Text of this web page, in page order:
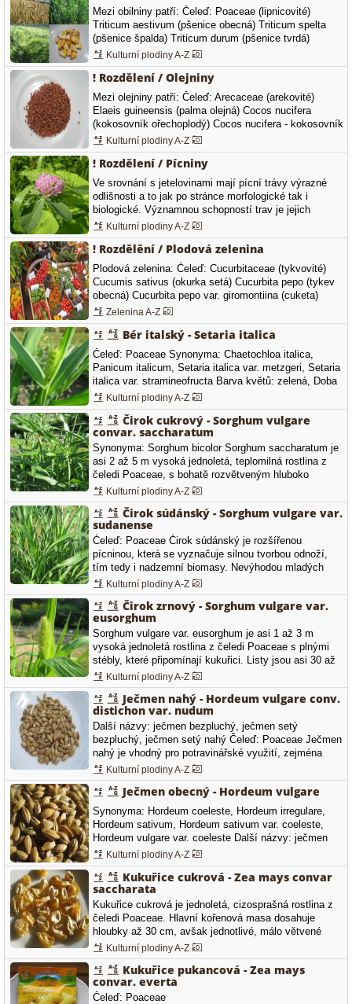
Mezi obilniny patří: Čeleď: Poaceae (lipnicovité)
Triticum aestivum (pšenice obecná) Triticum spelta
(pšenice špalda) Triticum durum (pšenice tvrdá)
Triticum monococcum (pšenice jednozrnka) Triticum
dicoccum (pšenice dvouzrnka) Triticum compactum
(pšenice shloučená) Triticum polonicum (pšenice
polská) Triticum turgidum (pšenice naduřelá)…
Kulturní plodiny A-Z
! Rozdělení / Olejniny
Mezi olejniny patří: Čeleď: Arecaceae (arekovité)
Elaeis guineensis (palma olejná) Cocos nucifera
(kokosovník ořechoplodý) Cocos nucifera - kokosovník
ořechoplodý Čeleď: Asteraceae (hvězdnicovité)
Helianthus annuus (slunečnice roční) Carthamus
tinctorius (světlice barvířská, saflor) Silybum marianum
(ostropestřec mariánský)…
Kulturní plodiny A-Z
! Rozdělení / Pícniny
Ve srovnání s jetelovinami mají pícní trávy výrazné
odlišnosti a to jak po stránce morfologické tak i
biologické. Významnou schopností trav je jejich
intenzivní vegetativní rozmnožování. Trávy vytvářejí
velice hustý a pevný drn, který odolává nejen pastvě
hospodářských zvířat, ale i těžké sklizňové technice.
Trávy…
Kulturní plodiny A-Z
! Rozdělění / Plodová zelenina
Plodová zelenina: Čeleď: Cucurbitaceae (tykvovité)
Cucumis sativus (okurka setá) Cucurbita pepo (tykev
obecná) Cucurbita pepo var. giromontiina (cuketa)
Cucurbita pepo var. patissonia (patizon) Cucurbita pepo
var. olleifera (tykev olejná) Cucurbita maxima (tykev
velkoplodá) Cucurbita moschata (tykev muškátová)
Cucurbita ficifolia (tykev fíkolistá)…
Zelenina A-Z
Bér italský - Setaria italica
Čeleď: Poaceae Synonyma: Chaetochloa italica,
Panicum italicum, Setaria italica var. metzgeri, Setaria
italica var. stramineofructa Barva květů: zelená, Doba
kvetení: červenec, srpen, září, Další názvy: bér obilní,
bér obilný, bér vlašský, mohár, muchár, proso italské,
proso senegalské, proso vlašské
Kulturní plodiny A-Z
Čirok cukrový - Sorghum vulgare
convar. saccharatum
Synonyma: Sorghum bicolor Sorghum saccharatum je
asi 2 až 5 m vysoká jednoletá, teplomilná rostlina z
čeledi Poaceae, s bohatě rozvětveným hluboko
kořenícím kořenovým systémem, která tvoří stébla
vyplněná dření. Stébla jsou rozdělena kolénky na
články. Čepel listů může být dlouhá od 40 do 100 cm a
je pokryta slabou vrstvou…
Kulturní plodiny A-Z
Čirok súdánský - Sorghum vulgare var.
sudanense
Čeleď: Poaceae Čirok súdánský je rozšířenou
pícninou, která se vyznačuje silnou tvorbou odnoží,
tím tedy i nadzemní biomasy. Nevýhodou mladých
rostlin je ten, že obsahují v zelené hmotě glykosid
durin, ze kterého se rozkladem uvolňuje kyanovodík.
Obsah durinu se stářím rostliny postupně klesá a po
fázi metání je již…
Kulturní plodiny A-Z
Čirok zrnový - Sorghum vulgare var.
eusorghum
Sorghum vulgare var. eusorghum je asi 1 až 3 m
vysoká jednoletá rostlina z čeledi Poaceae s plnými
stébly, které připomínají kukuřici. Listy jsou asi 30 až
100 cm dlouhé a vyznačují se plochou a čárkovitě
kopinatou čepelí s bílou střední žilkou. Květy vyrůstají
v poměrně velkých latách, klásky jsou většinou po 2,
jeden…
Kulturní plodiny A-Z
Ječmen nahý - Hordeum vulgare conv.
distichon var. nudum
Další názvy: ječmen bezpluchý, ječmen setý
bezpluchý, ječmen setý nahý Čeleď: Poaceae Ječmen
nahý je vhodný pro potravinářské využití, zejména
slouží k výrobě tzv. funkčních potravin. Takovéto
potraviny mají hlavní význam v prevenci a v léčbě
kardiovaskulárních a jiných civilizačních onemocnění.
Kulturní plodiny A-Z
Ječmen obecný - Hordeum vulgare
Synonyma: Hordeum coeleste, Hordeum irregulare,
Hordeum sativum, Hordeum sativum var. coeleste,
Hordeum vulgare var. coeleste Další názvy: ječmen
setý {Delete}ˇ+celeď: Poaceae - lipnicovité Ječmen
setý je důležitou sladovnickou, krmnou potravinářskou,
ale i farmaceutickou plodinou. K největším
producentům ječmene patří Evropa, Čína…
Kulturní plodiny A-Z
Kukuřice cukrová - Zea mays convar
saccharata
Kukuřice cukrová je jednoletá, cizosprašná rostlina z
čeledi Poaceae. Hlavní kořenová masa dosahuje
hloubky až 30 cm, avšak jednotlivé, málo větvené
kořeny mohou dosahovat i hloubky okolo 1 m. Kořeny
kukuřice jsou provazcovité a slouží především ke
zvýšení stability rostliny. Stéblo dorůstá do výšky
okolo 1,5 a je složeno…
Kulturní plodiny A-Z
Kukuřice pukancová - Zea mays
convar. everta
Čeleď: Poaceae